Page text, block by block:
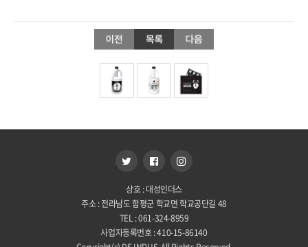
상호 : 대성인더스
주소 : 전라남도 함평군 학교면 학교공단길 48
TEL : 061-324-8959
사업자등록번호 : 410-15-86140